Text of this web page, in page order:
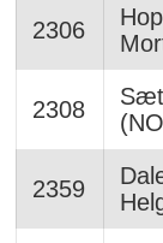
2306
2308
2359